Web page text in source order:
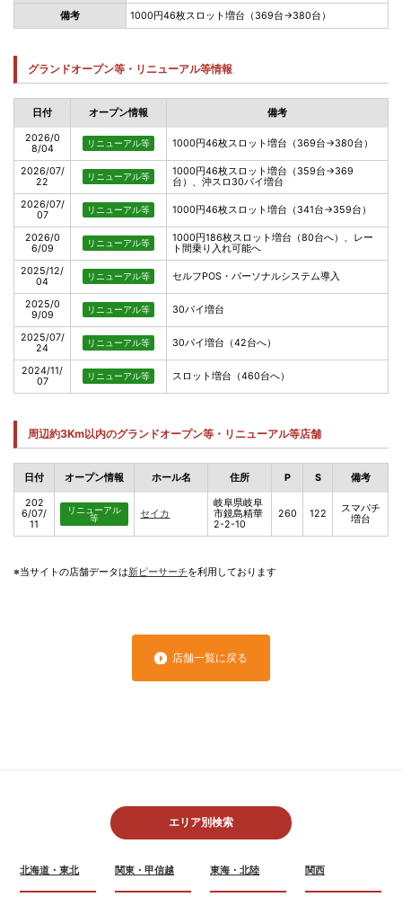
備考 1000円46枚スロット増台（369台→380台）
グランドオープン等・リニューアル等情報
日付 オープン情報 備考
2026/0
8/04
リニューアル等 1000円46枚スロット増台（369台→380台）
2026/07/
22
リニューアル等
1000円46枚スロット増台（359台→369
台）、沖スロ30パイ増台
2026/07/
07
リニューアル等 1000円46枚スロット増台（341台→359台）
2026/0
6/09
リニューアル等
1000円186枚スロット増台（80台へ）、レー
ト間乗り入れ可能へ
2025/12/
04
リニューアル等 セルフPOS・パーソナルシステム導入
2025/0
9/09
リニューアル等 30パイ増台
2025/07/
24
リニューアル等 30パイ増台（42台へ）
2024/11/
07
リニューアル等 スロット増台（460台へ）
周辺約3Km以内のグランドオープン等・リニューアル等店舗
日付 オープン情報 ホール名 住所 P S 備考
202
6/07/
11
リニューアル
等
セイカ
岐阜県岐阜
市鏡島精華
2-2-10
260 122
スマパチ
増台
※当サイトの店舗データは新ピーサーチを利用しております
店舗一覧に戻る
エリア別検索
北海道・東北 関東・甲信越 東海・北陸 関西